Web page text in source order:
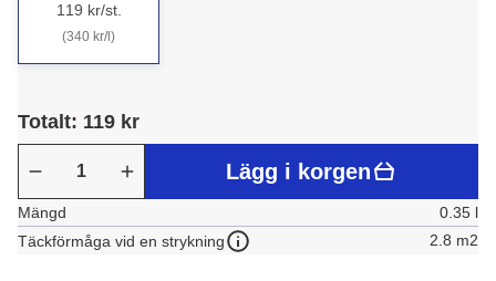
119 kr/st.
(340 kr/l)
Totalt: 119 kr
Lägg i korgen
Mängd
0.35 l
Täckförmåga vid en strykning
2.8 m2